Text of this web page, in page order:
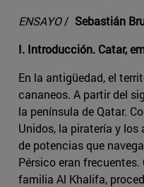
ENSAYO/ Sebastián
I. Introducción. Catar,
En la antigüedad, el
cananeos. A partir del
la península de Qatar.
Unidos, la piratería y
de potencias que
Pérsico eran
familia Al Khalifa,